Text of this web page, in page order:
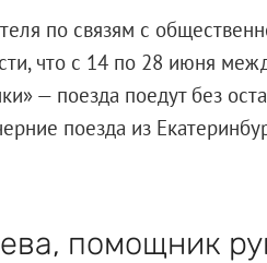
по связям с
что с 14 по 28 июня
— поезда поедут без
поезда из
помощник